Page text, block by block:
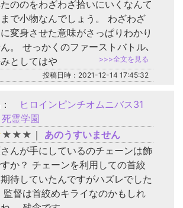
ののをわざわざ拾いにいくなんて
で小物なんでしょう。 わざわざ
変身させた意味がさっぱりわかり
。 せっかくのファーストバトル､
としてはや
>>>全文を見る
投稿日時：2021-12-14 17:45:32
：
ヒロインピンチオムニバス31
霊学園
★ ★ ★ ｜ あのうすいません
んが手にしているのチェーンは飾
か？ チェーンを利用しての首絞
待していたんですがハズレでした
監督は首絞めキライなのかもしれ